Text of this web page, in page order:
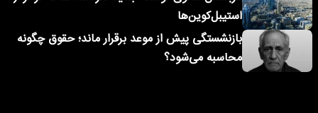
استیبل‌کوین‌ها
بازنشستگی پیش از موعد برقرار ماند؛ حقوق چگونه
محاسبه می‌شود؟